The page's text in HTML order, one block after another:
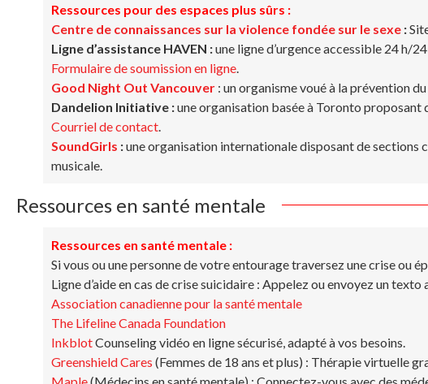
Ressources pour des espaces plus sûrs :
Centre de connaissances sur la violence fondée sur le sexe:
Ligne d’assistance HAVEN :une ligne d’urgence accessible 24 h/
Formulaire de soumission en ligne.
Good Night Out Vancouver: un organisme voué à la prévention
Dandelion Initiative :une organisation basée à Toronto proposant
Courriel de contact.
SoundGirls :une organisation internationale disposant de sections
musicale.
Ressources en santé mentale
Ressources en santé mentale :
Si vous ou une personne de votre entourage traversez une crise ou
Ligne d’aide en cas de crise suicidaire : Appelez ou envoyez un texto
Association canadienne pour la santé mentale
The Lifeline Canada Foundation
InkblotCounseling vidéo en ligne sécurisé, adapté à vos besoins.
Greenshield Cares (Femmes de 18 ans et plus) : Thérapie virtuelle
Maple(Médecins en santé mentale) : Connectez-vous avec des